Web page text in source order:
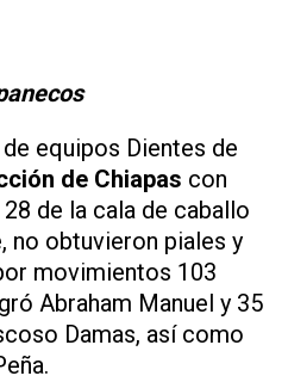
equipos Dientes de
de Chiapas con
de la cala de caballo
no obtuvieron piales y
movimientos 103
Abraham Manuel y 35
Damas, así como